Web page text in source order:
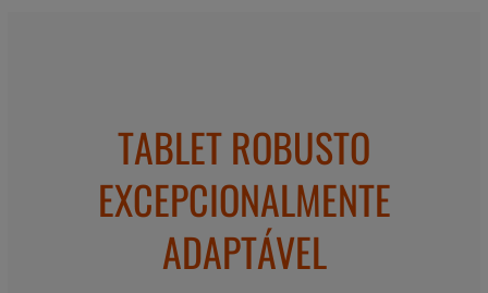
TABLET ROBUSTO
EXCEPCIONALMENTE
ADAPTÁVEL